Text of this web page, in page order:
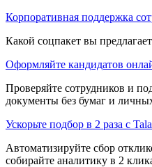
Корпоративная поддержка
Какой соцпакет вы
Оформляйте кандидатов
Проверяйте сотрудников и
документы без бумаг и
Ускорьте подбор в 2 раза с
Автоматизируйте сбор
собирайте аналитику в 2